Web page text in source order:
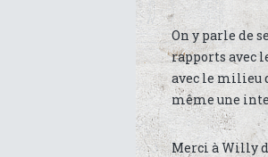
On y parle de
rapports avec
avec le milieu
même une
Merci à Willy